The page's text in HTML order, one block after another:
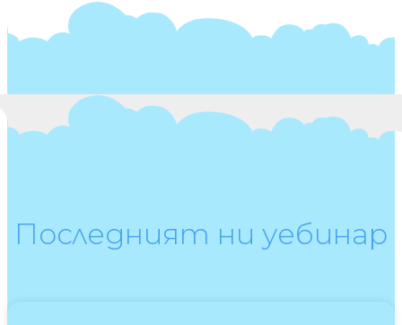
Последният ни уебинар